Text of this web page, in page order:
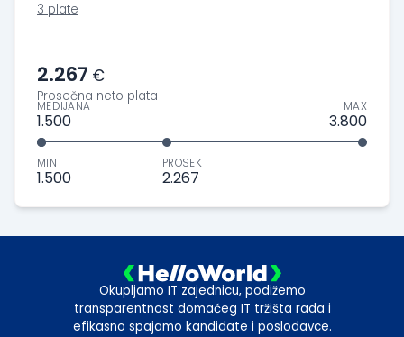
3 plate
2.267 €
Prosečna neto plata
MIN
1.500
MEDIJANA
1.500
PROSEK
2.267
MAX
3.800
Okupljamo IT zajednicu, podižemo
transparentnost domaćeg IT tržišta rada i
efikasno spajamo kandidate i poslodavce.